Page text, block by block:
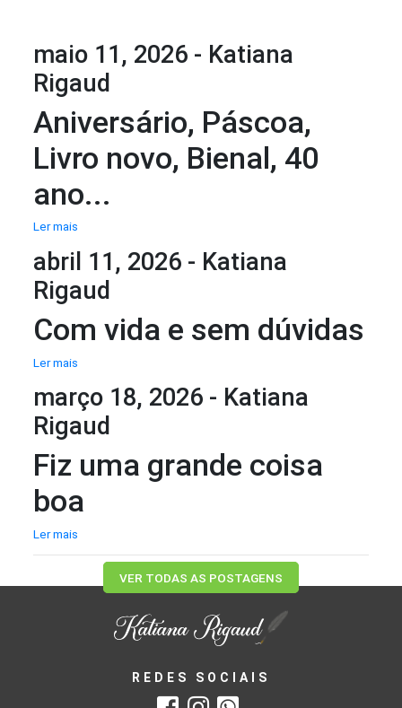
maio 11, 2026 - Katiana
Rigaud
Aniversário, Páscoa,
Livro novo, Bienal, 40
ano...
Ler mais
abril 11, 2026 - Katiana
Rigaud
Com vida e sem dúvidas
Ler mais
março 18, 2026 - Katiana
Rigaud
Fiz uma grande coisa
boa
Ler mais
VER TODAS AS POSTAGENS
REDES SOCIAIS